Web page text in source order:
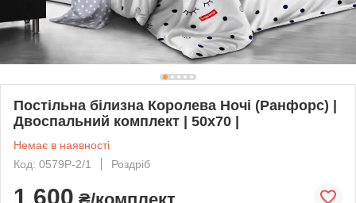
Постільна білизна Королева Ночі (Ранфорс) |
Двоспальний комплект | 50х70 |
Немає в наявності
Код: 0579Р-2/1
Роздріб
1 600